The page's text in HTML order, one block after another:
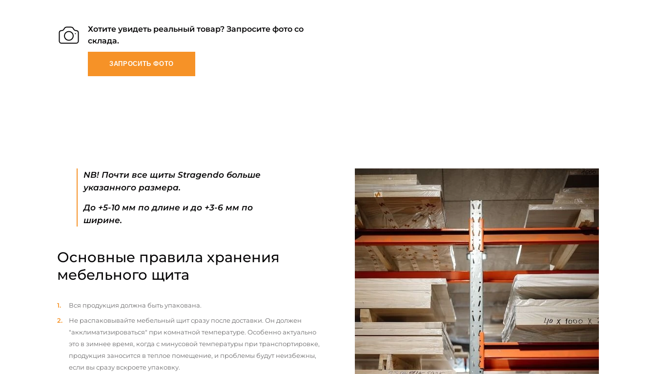
Хотите увидеть реальный товар? Запросите фото со
склада.
ЗАПРОСИТЬ ФОТО
NB! Почти все щиты Stragendo больше
указанного размера.
До +5-10 мм по длине и до +3-6 мм по
ширине.
Основные правила хранения
мебельного щита
Вся продукция должна быть упакована.
Не распаковывайте мебельный щит сразу после доставки. Он должен
"акклиматизироваться" при комнатной температуре. Особенно актуально
это в зимнее время, когда с минусовой температуры при транспортировке,
продукция заносится в теплое помещение, и проблемы будут неизбежны,
если вы сразу вскроете упаковку.